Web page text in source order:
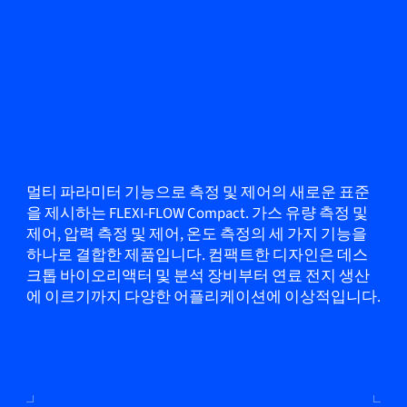
멀티 파라미터 기능으로 측정 및 제어의 새로운 표준
을 제시하는 FLEXI-FLOW Compact. 가스 유량 측정 및
제어, 압력 측정 및 제어, 온도 측정의 세 가지 기능을
하나로 결합한 제품입니다. 컴팩트한 디자인은 데스
크톱 바이오리액터 및 분석 장비부터 연료 전지 생산
에 이르기까지 다양한 어플리케이션에 이상적입니다.